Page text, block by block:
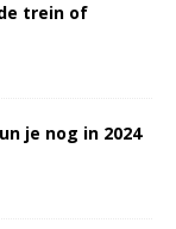
trein of
je nog in 2024